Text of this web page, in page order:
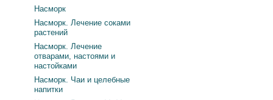
Насморк
Насморк. Лечение соками
растений
Насморк. Лечение
отварами, настоями и
настойками
Насморк. Чаи и целебные
напитки